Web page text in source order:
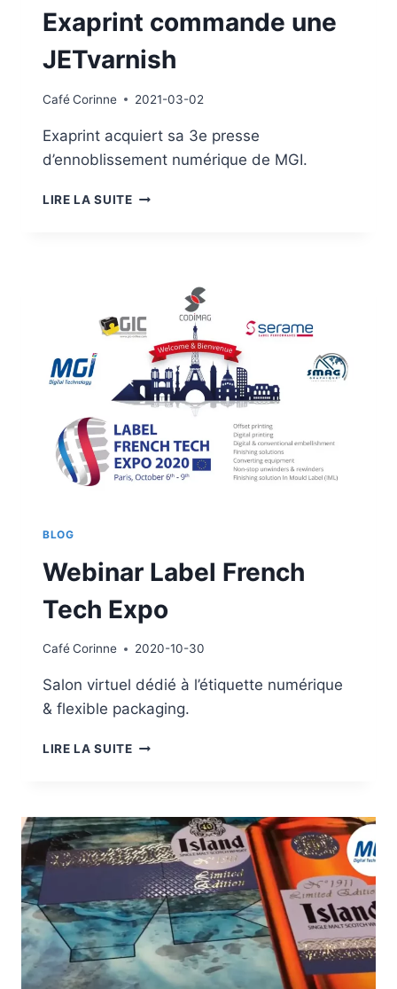
Exaprint commande une
JETvarnish
CaféCorinne 2021-03-02
Exaprint acquiert sa 3e presse
d’ennoblissement numérique de MGI.
LIRE LA SUITEEXAPRINT
BLOG
Webinar Label French
Tech Expo
CaféCorinne 2020-10-30
Salon virtuel dédié à l’étiquette numérique
& flexible packaging.
LIRE LA SUITEWEBINAR
EXPO